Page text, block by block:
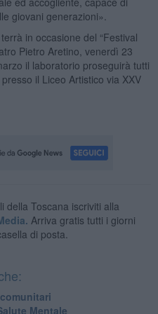
giovani generazioni».
in occasione del “Festival
Pietro Aretino, venerdì 23
il laboratorio proseguirà tutti
il Liceo Artistico via XXV
della Toscana iscriviti alla
Arriva gratis tutti i giorni
di posta.
Mentale